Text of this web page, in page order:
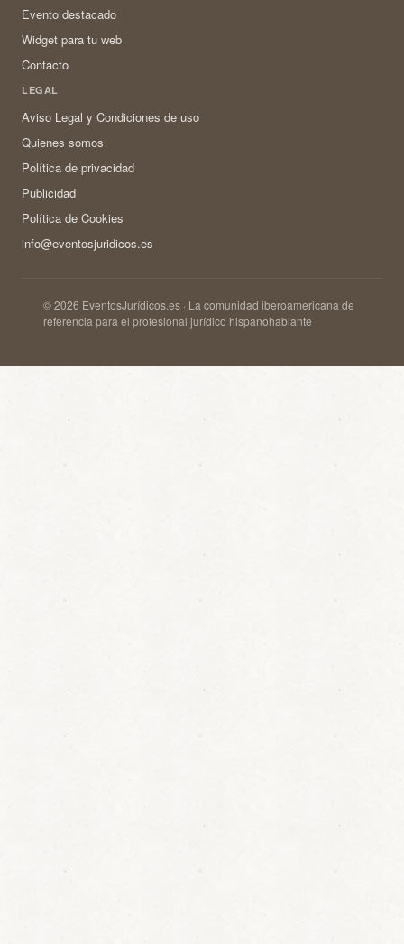
Evento destacado
Widget para tu web
Contacto
LEGAL
Aviso Legal y Condiciones de uso
Quienes somos
Política de privacidad
Publicidad
Política de Cookies
info@eventosjuridicos.es
© 2026 EventosJurídicos.es · La comunidad iberoamericana de
referencia para el profesional jurídico hispanohablante